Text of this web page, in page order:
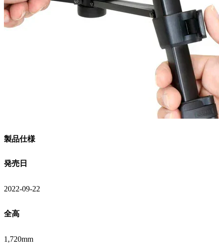
製品仕様
発売日
2022-09-22
全高
1,720mm